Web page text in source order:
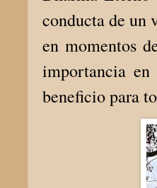
conducta de un
en momentos
importancia
beneficio para